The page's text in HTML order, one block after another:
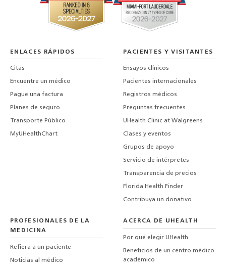
ENLACES RÁPIDOS
Citas
Encuentre un médico
Pague una factura
Planes de seguro
Transporte Público
MyUHealthChart
PACIENTES Y VISITANTES
Ensayos clínicos
Pacientes internacionales
Registros médicos
Preguntas frecuentes
UHealth Clinic at Walgreens
Clases y eventos
Grupos de apoyo
Servicio de intérpretes
Transparencia de precios
Florida Health Finder
Contribuya un donativo
PROFESIONALES DE LA
MEDICINA
Refiera a un paciente
Noticias al médico
ACERCA DE UHEALTH
Por qué elegir UHealth
Beneficios de un centro médico
académico